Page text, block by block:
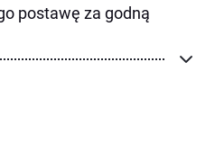
postawę za godną